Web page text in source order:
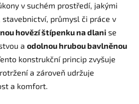
v suchém prostředí, jakými
stavebnictví, průmysl či práce v
hovězí štípenku na dlani se
a odolnou hrubou bavlněnou
konstrukční princip zvyšuje
a zároveň udržuje
a komfort.